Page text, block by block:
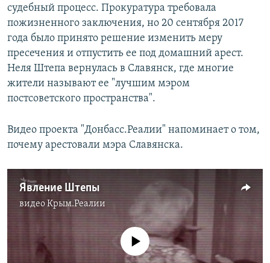
судебный процесс. Прокуратура требовала
пожизненного заключения, но 20 сентября 2017
года было принято решение изменить меру
пресечения и отпустить ее под домашний арест.
Неля Штепа вернулась в Славянск, где многие
жители называют ее "лучшим мэром
постсоветского пространства".
Видео проекта "Донбасс.Реалии" напоминает о том,
почему арестовали мэра Славянска.
Явление Штепы
видеоКрым.Реалии
No media source currently available